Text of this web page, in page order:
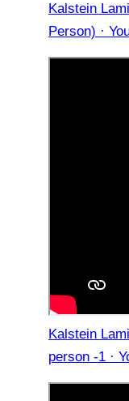
Kalstein
Person) ·
Kalstein
person -1 ·